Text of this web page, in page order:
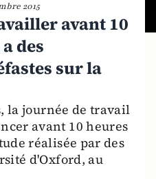
2015
avant 10
des
sur la
la journée de travail
avant 10 heures
réalisée par des
d'Oxford, au